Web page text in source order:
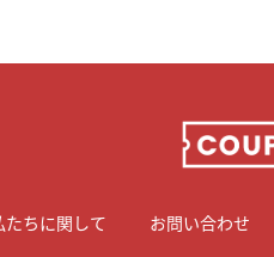
たちに関して お問い合わせ